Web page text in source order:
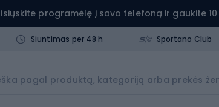
programėlę į savo telefoną ir gaukite 10
Siuntimas per 48 h Sportano Club